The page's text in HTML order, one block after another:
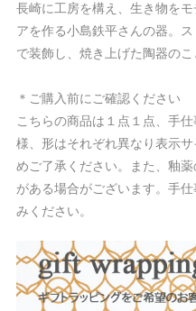
長崎に工房を構え、生き物を
アを作る小島鉄平さんの器。
で装飾し、焼き上げた陶器のこ
＊ご購入前にご確認ください
こちらの商品は１点１点、手
様、形はそれぞれ異なり表示
めご了承ください。また、釉
がある場合がございます。手
みください。